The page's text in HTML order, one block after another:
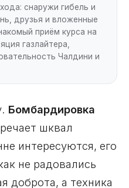
снаружи гибель и
друзья и вложенные
приём курса на
газлайтера,
Чалдини и
Бомбардировка
шквал
интересуются, его
не радовались
доброта, а техника